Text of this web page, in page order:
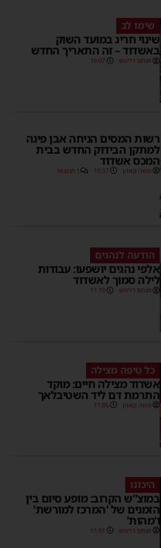
שימו לב
שינוי חריג במועד השוק
באשדוד – זה התאריך החדש
מנחם דויטש 16:07
רשות המסים הניחה אבן פינה
למתקן הבידוק החדש בבית
המכס אשדוד
משה קאהן 15:37 1 תגובות
הודעה לנהגים
אלפי נהגים יושפעו: עבודות
לילה סמוך לאשדוד
מנחם דויטש 11:10
כל טיפה מצילה
אשדוד מצילה חיים: מוקד
התרמת דם ליד השטיבלאך
משה קאהן 11:05
היכונו
במוצ”ש הקרוב: מופע סיום בין
הזמנים של 'המרכז למורשת'
ו'מהות'
מנחם דויטש 11:01